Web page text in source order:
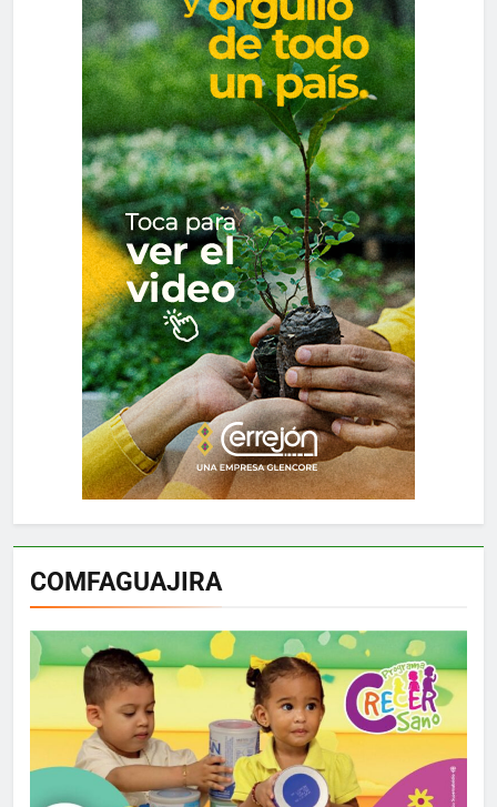
COMFAGUAJIRA